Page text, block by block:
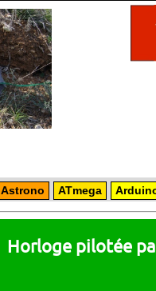
Astrono ATmega
Horloge pilotée